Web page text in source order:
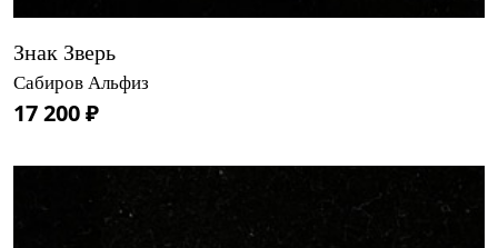
Знак Зверь
Сабиров Альфиз
17 200 ₽